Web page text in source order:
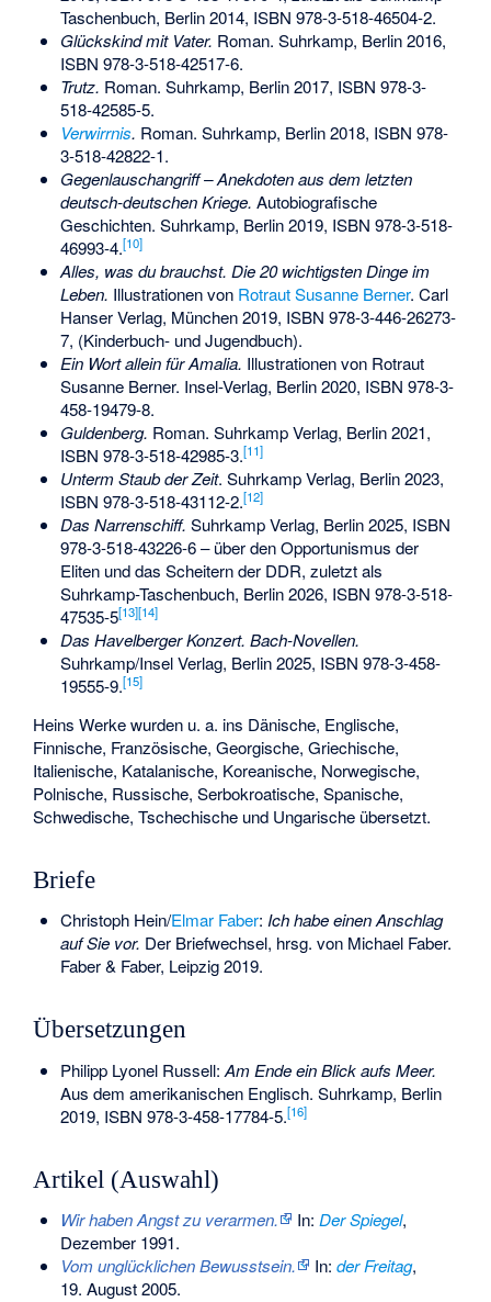
Taschenbuch, Berlin 2014, ISBN 978-3-518-46504-2.
Glückskind mit Vater. Roman. Suhrkamp, Berlin 2016,
ISBN 978-3-518-42517-6.
Trutz. Roman. Suhrkamp, Berlin 2017, ISBN 978-3-
518-42585-5.
Verwirrnis. Roman. Suhrkamp, Berlin 2018, ISBN 978-
3-518-42822-1.
Gegenlauschangriff – Anekdoten aus dem letzten
deutsch-deutschen Kriege. Autobiografische
Geschichten. Suhrkamp, Berlin 2019, ISBN 978-3-518-
46993-4.[10]
Alles, was du brauchst. Die 20 wichtigsten Dinge im
Leben. Illustrationen von Rotraut Susanne Berner. Carl
Hanser Verlag, München 2019, ISBN 978-3-446-26273-
7, (Kinderbuch- und Jugendbuch).
Ein Wort allein für Amalia. Illustrationen von Rotraut
Susanne Berner. Insel-Verlag, Berlin 2020, ISBN 978-3-
458-19479-8.
Guldenberg. Roman. Suhrkamp Verlag, Berlin 2021,
ISBN 978-3-518-42985-3.[11]
Unterm Staub der Zeit. Suhrkamp Verlag, Berlin 2023,
ISBN 978-3-518-43112-2.[12]
Das Narrenschiff. Suhrkamp Verlag, Berlin 2025, ISBN
978-3-518-43226-6– über den Opportunismus der
Eliten und das Scheitern der DDR, zuletzt als
Suhrkamp-Taschenbuch, Berlin 2026, ISBN 978-3-518-
47535-5[13][14]
Das Havelberger Konzert. Bach-Novellen.
Suhrkamp/Insel Verlag, Berlin 2025, ISBN 978-3-458-
19555-9.[15]
Heins Werke wurden u. a. ins Dänische, Englische,
Finnische, Französische, Georgische, Griechische,
Italienische, Katalanische, Koreanische, Norwegische,
Polnische, Russische, Serbokroatische, Spanische,
Schwedische, Tschechische und Ungarische übersetzt.
Briefe
Christoph Hein/Elmar Faber: Ich habe einen Anschlag
auf Sie vor. Der Briefwechsel, hrsg. von Michael Faber.
Faber & Faber, Leipzig 2019.
Übersetzungen
Philipp Lyonel Russell: Am Ende ein Blick aufs Meer.
Aus dem amerikanischen Englisch. Suhrkamp, Berlin
2019, ISBN 978-3-458-17784-5.[16]
Artikel (Auswahl)
Wir haben Angst zu verarmen. In: Der Spiegel,
Dezember 1991.
Vom unglücklichen Bewusstsein.
In: der Freitag,
19. August 2005.